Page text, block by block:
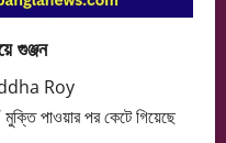
গুঞ্জন
Roy
পাওয়ার পর কেটে গিয়েছে